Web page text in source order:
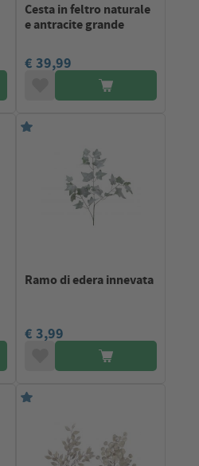
Cesta in feltro naturale
e antracite grande
€ 39,99
Ramo di edera innevata
€ 3,99